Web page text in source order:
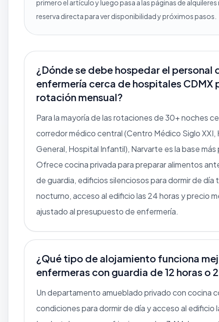
primero el artículo y luego pasa a las páginas de
reserva directa para ver disponibilidad y próximos pasos.
¿Dónde se debe hospedar el personal
enfermería cerca de hospitales CDMX
rotación mensual?
Para la mayoría de las rotaciones de 30+ noches
corredor médico central (Centro Médico Siglo XXI,
General, Hospital Infantil), Narvarte es la base
Ofrece cocina privada para preparar alimentos
de guardia, edificios silenciosos para dormir de día
nocturno, acceso al edificio las 24 horas y precio
ajustado al presupuesto de enfermería.
¿Qué tipo de alojamiento funciona
enfermeras con guardia de 12 horas o
Un departamento amueblado privado con cocina
condiciones para dormir de día y acceso al edificio